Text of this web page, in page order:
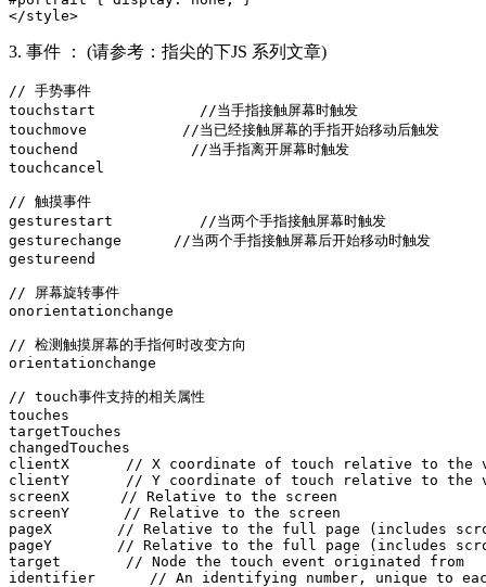
</style>
3. 事件 ： (请参考：指尖的下JS 系列文章)
// 手势事件
touchstart            //当手指接触屏幕时触发
touchmove           //当已经接触屏幕的手指开始移动后触发
touchend             //当手指离开屏幕时触发
touchcancel
// 触摸事件
gesturestart          //当两个手指接触屏幕时触发
gesturechange      //当两个手指接触屏幕后开始移动时触发
gestureend
// 屏幕旋转事件
onorientationchange
// 检测触摸屏幕的手指何时改变方向
orientationchange
// touch事件支持的相关属性
touches
targetTouches
changedTouches
clientX　　　　// X coordinate of touch relative to
clientY　　　　// Y coordinate of touch relative to
screenX　　　 // Relative to the screen
screenY 　　  // Relative to the screen
pageX　　 　　// Relative to the full page (includes
pageY　　　　 // Relative to the full page (includes
target　　　　 // Node the touch event originated from
identifier　　   // An identifying number, unique to